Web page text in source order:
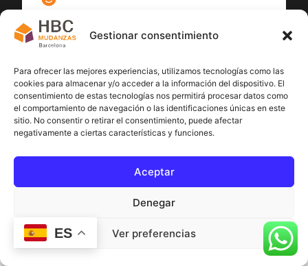
Gestionar consentimiento
Para ofrecer las mejores experiencias, utilizamos tecnologías como las
cookies para almacenar y/o acceder a la información del dispositivo. El
consentimiento de estas tecnologías nos permitirá procesar datos como
el comportamiento de navegación o las identificaciones únicas en este
sitio. No consentir o retirar el consentimiento, puede afectar
negativamente a ciertas características y funciones.
Aceptar
Denegar
Ver preferencias
100
ES